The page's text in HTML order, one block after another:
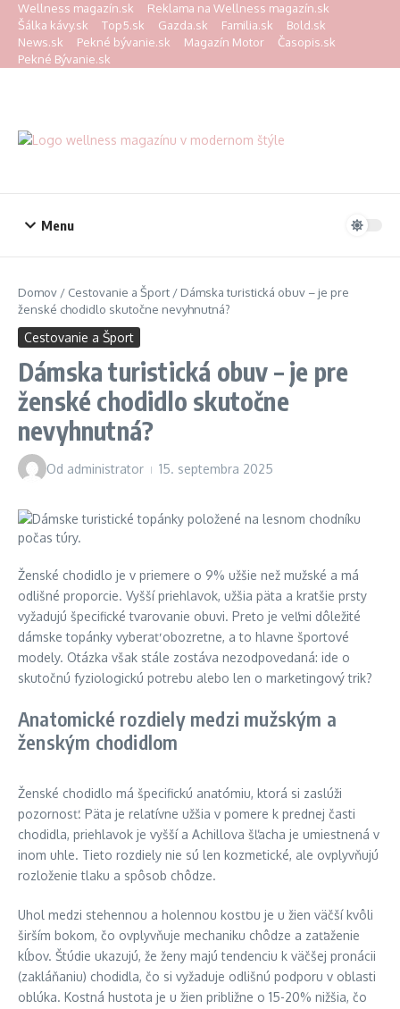
Preskočiť na obsah
Wellness magazín.sk
Reklama na Wellness magazín.sk
Šálka kávy.sk
Top5.sk Gazda.sk Familia.sk
Bold.sk
News.sk
Pekné bývanie.sk Magazín Motor
Časopis.sk
Pekné Bývanie.sk
Menu
Domov / Cestovanie a Šport / Dámska turistická obuv – je pre
ženské chodidlo skutočne nevyhnutná?
Cestovanie a Šport
Dámska turistická obuv – je pre
ženské chodidlo skutočne
nevyhnutná?
Od administrator 15. septembra 2025
Ženské chodidlo je v priemere o 9% užšie než mužské a má
odlišné proporcie. Vyšší priehlavok, užšia päta a kratšie prsty
vyžadujú špecifické tvarovanie obuvi. Preto je veľmi dôležité
dámske topánky vyberať obozretne, a to hlavne športové
modely. Otázka však stále zostáva nezodpovedaná: ide o
skutočnú fyziologickú potrebu alebo len o marketingový trik?
Anatomické rozdiely medzi mužským a
ženským chodidlom
Ženské chodidlo má špecifickú anatómiu, ktorá si zaslúži
pozornosť. Päta je relatívne užšia v pomere k prednej časti
chodidla, priehlavok je vyšší a Achillova šľacha je umiestnená v
inom uhle. Tieto rozdiely nie sú len kozmetické, ale ovplyvňujú
rozloženie tlaku a spôsob chôdze.
Uhol medzi stehennou a holennou kosťou je u žien väčší kvôli
širším bokom, čo ovplyvňuje mechaniku chôdze a zaťaženie
kĺbov. Štúdie ukazujú, že ženy majú tendenciu k väčšej pronácii
(zakláňaniu) chodidla, čo si vyžaduje odlišnú podporu v oblasti
oblúka. Kostná hustota je u žien približne o 15-20% nižšia, čo